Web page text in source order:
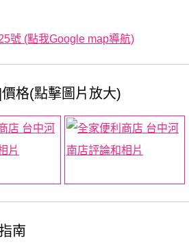
號 (點我Google map導航)
格(點擊圖片放大)
南